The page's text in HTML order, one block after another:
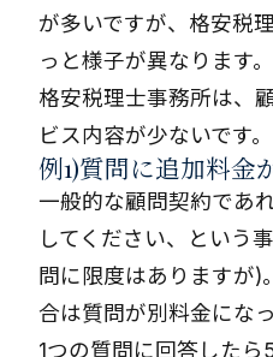
が多いですが、格安税
っと様子が異なります。
格安税理士事務所は、
ビス内容が少ないです。
例1)質問に追加料金
一般的な顧問契約であ
してください、という
問に限度はありますが)
合は質問が別料金になっ
1つの質問に回答した